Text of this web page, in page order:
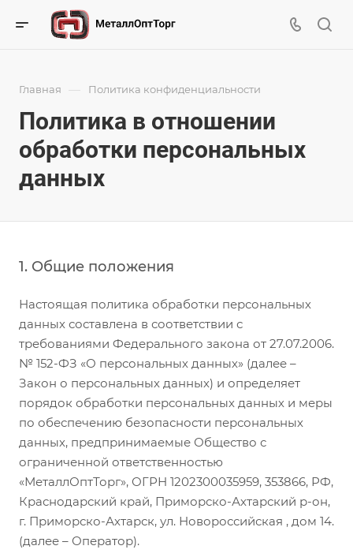
Главная — Политика конфиденциальности
Политика в отношении
обработки персональных
данных
1. Общие положения
Настоящая политика обработки персональных
данных составлена в соответствии с
требованиями Федерального закона от 27.07.2006.
№ 152-ФЗ «О персональных данных» (далее –
Закон о персональных данных) и определяет
порядок обработки персональных данных и меры
по обеспечению безопасности персональных
данных, предпринимаемые Общество с
ограниченной ответственностью
«МеталлОптТорг», ОГРН 1202300035959, 353866, РФ,
Краснодарский край, Приморско-Ахтарский р-он,
г. Приморско-Ахтарск, ул. Новороссийская , дом 14.
(далее – Оператор).